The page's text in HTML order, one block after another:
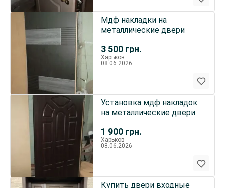
3 500 грн.
Мдф накладки на
металлические двери
Харьков
08.06.2026
1 900 грн.
Установка мдф накладок
на металлические двери
Харьков
08.06.2026
Купить двери входные